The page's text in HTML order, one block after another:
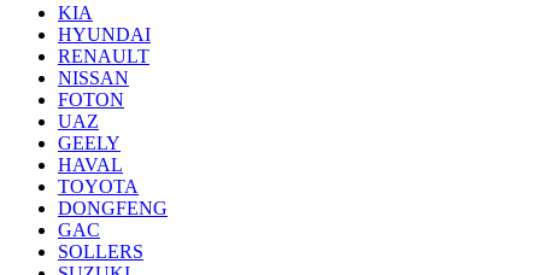
KIA
HYUNDAI
RENAULT
NISSAN
FOTON
UAZ
GEELY
HAVAL
TOYOTA
DONGFENG
GAC
SOLLERS